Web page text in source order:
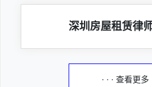
深圳房屋租赁律
· · · 查看更多